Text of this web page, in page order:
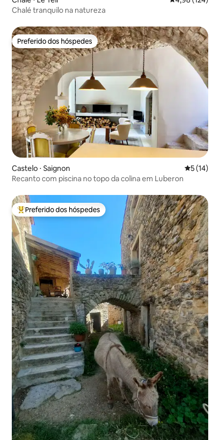
Chalé tranquilo na natureza
Preferido dos hóspedes
Preferido dos hóspedes
Castelo ⋅ Saignon 5 de uma
5 (14)
Recanto com piscina no topo da colina em Luberon
Entre os melhores preferidos dos hóspedes
Preferido dos hóspedes